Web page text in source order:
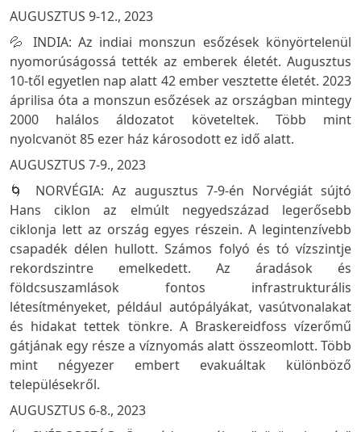
AUGUSZTUS 9-12., 2023
💦 INDIA: Az indiai monszun esőzések könyörtelenül
nyomorúságossá tették az emberek életét. Augusztus
10-től egyetlen nap alatt 42 ember vesztette életét. 2023
áprilisa óta a monszun esőzések az országban mintegy
2000 halálos áldozatot követeltek. Több mint
nyolcvanöt 85 ezer ház károsodott ez idő alatt.
AUGUSZTUS 7-9., 2023
🌀 NORVÉGIA: Az augusztus 7-9-én Norvégiát sújtó
Hans ciklon az elmúlt negyedszázad legerősebb
ciklonja lett az ország egyes részein. A legintenzívebb
csapadék délen hullott. Számos folyó és tó vízszintje
rekordszintre emelkedett. Az áradások és
földcsuszamlások fontos infrastrukturális
létesítményeket, például autópályákat, vasútvonalakat
és hidakat tettek tönkre. A Braskereidfoss vízerőmű
gátjának egy része a víznyomás alatt összeomlott. Több
mint négyezer embert evakuáltak különböző
településekről.
AUGUSZTUS 6-8., 2023